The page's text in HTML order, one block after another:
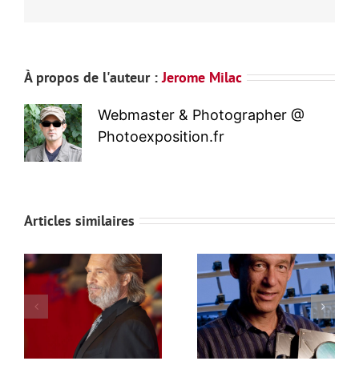
À propos de l'auteur : Jerome Milac
Webmaster & Photographer @
Photoexposition.fr
Articles similaires